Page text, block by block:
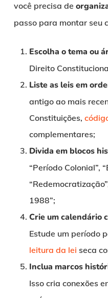
você precisa de
passo para montar seu
Escolha o tema ou
Direito
Liste as leis em
antigo ao mais
Constituições,
complementares;
Divida em blocos
“Período Colonial”,
1988”;
Crie um calendário
Estude um período
leitura da lei seca
Inclua marcos
Isso cria conexões